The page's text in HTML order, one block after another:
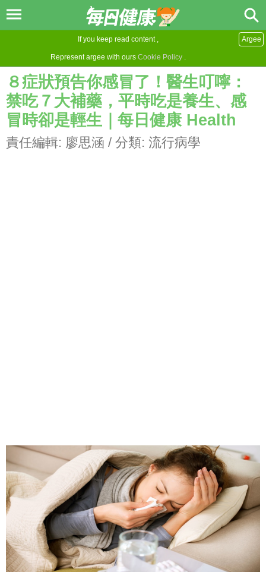
If you keep read content ,
Represent argee with ours Cookie Policy .
Argee
８症狀預告你感冒了！醫生叮嚀：
禁吃７大補藥，平時吃是養生、感
冒時卻是輕生｜每日健康 Health
責任編輯: 廖思涵 / 分類: 流行病學